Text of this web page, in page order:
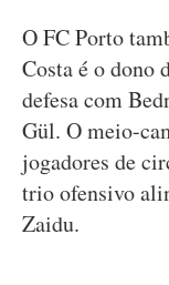
O FC Porto
Costa é o dono
defesa com
Gül. O meio-
jogadores de
trio ofensivo
Zaidu.